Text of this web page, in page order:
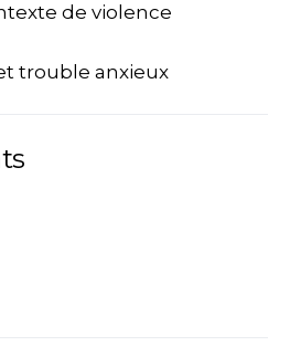
de violence
trouble anxieux